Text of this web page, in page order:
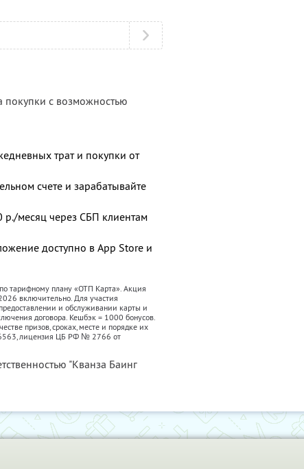
покупки с возможностью
трат и покупки от
счете и зарабатывайте
месяц через СБП клиентам
доступно в App Store и
тарифному плану «ОТП Карта». Акция
включительно. Для участия
и обслуживании карты и
договора. Кешбэк = 1000 бонусов.
призов, сроках, месте и порядке их
лицензия ЦБ РФ № 2766 от
"Кванза Баинг